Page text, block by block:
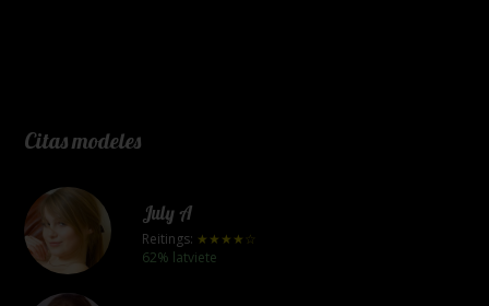
Citas modeles
July A
Reitings: ★★★★☆
62% latviete